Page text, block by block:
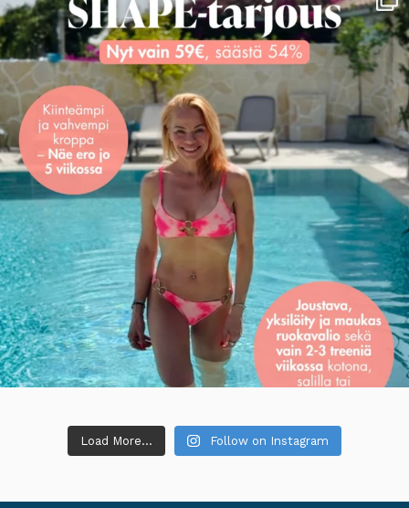
Load More... Follow on Instagram